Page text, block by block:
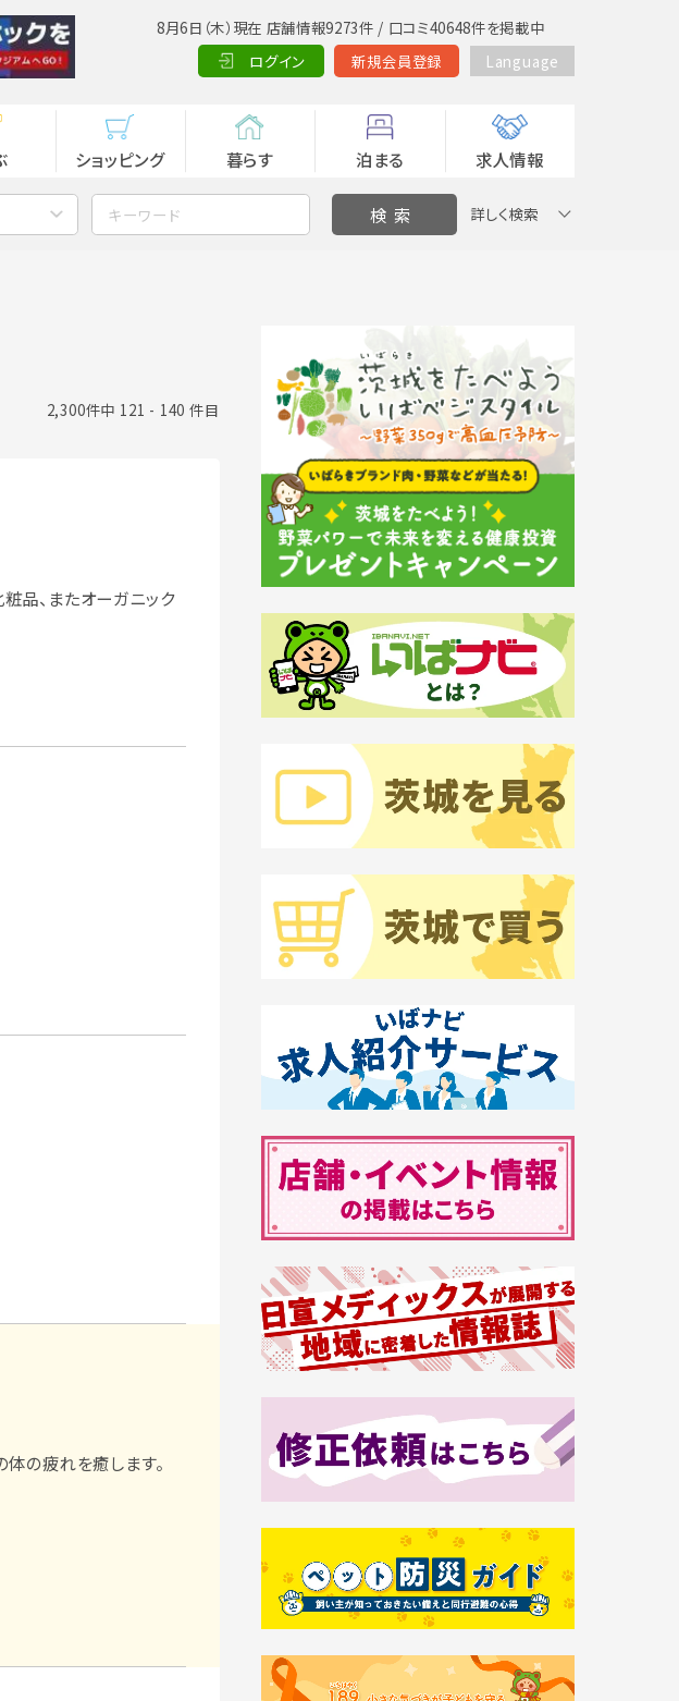
8月6日（木）現在 店舗情報9273件 / 口コミ40648件を掲載中
ログイン
新規会員登録 Language
ショッピング 暮らす 泊まる 求人情報
詳しく検索
2,300件中 121 - 140 件目
品、またオーガニック
の疲れを癒します。